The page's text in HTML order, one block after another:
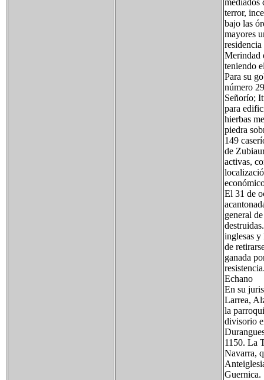
mediados
terror,
bajo las
mayores
Merindad
teniendo
Para su
número
Señorío;
para
hierbas
piedra
149
de
activas,
El 31 de
general
inglesas
de
ganada
Echano
En su
Larrea,
la
divisorio
1150. La
Navarra,
Guernica.